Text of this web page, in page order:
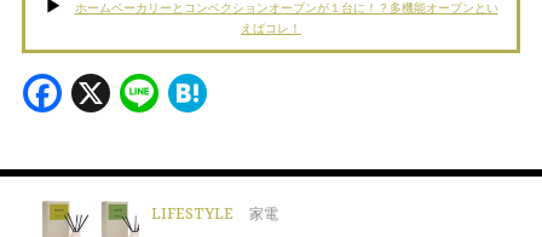
ホームベーカリーとコンベクションオーブンが１台に！？多機能オーブンとい
えばコレ！
Facebook
X Line
LIFESTYLE 家電